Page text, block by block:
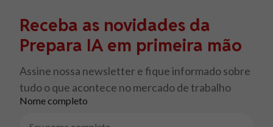
Receba as novidades da
Prepara IA em primeira mão
Assine nossa newsletter e fique informado sobre
tudo o que acontece no mercado de trabalho
Nome completo